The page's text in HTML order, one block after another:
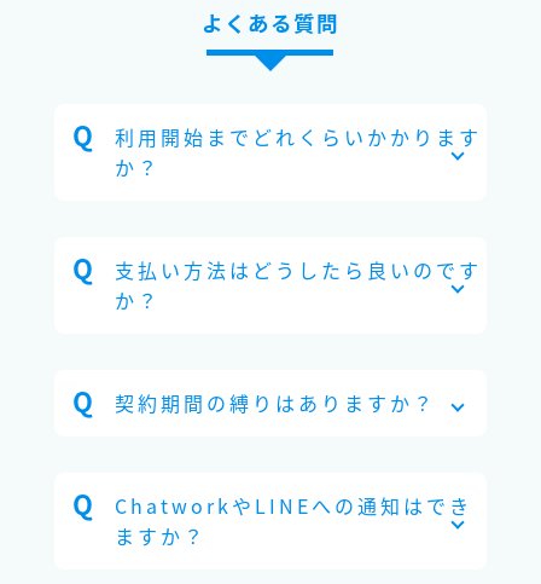
よくある質問
利用開始までどれくらいかかります
か？
支払い方法はどうしたら良いのです
か？
契約期間の縛りはありますか？
ChatworkやLINEへの通知はでき
ますか？